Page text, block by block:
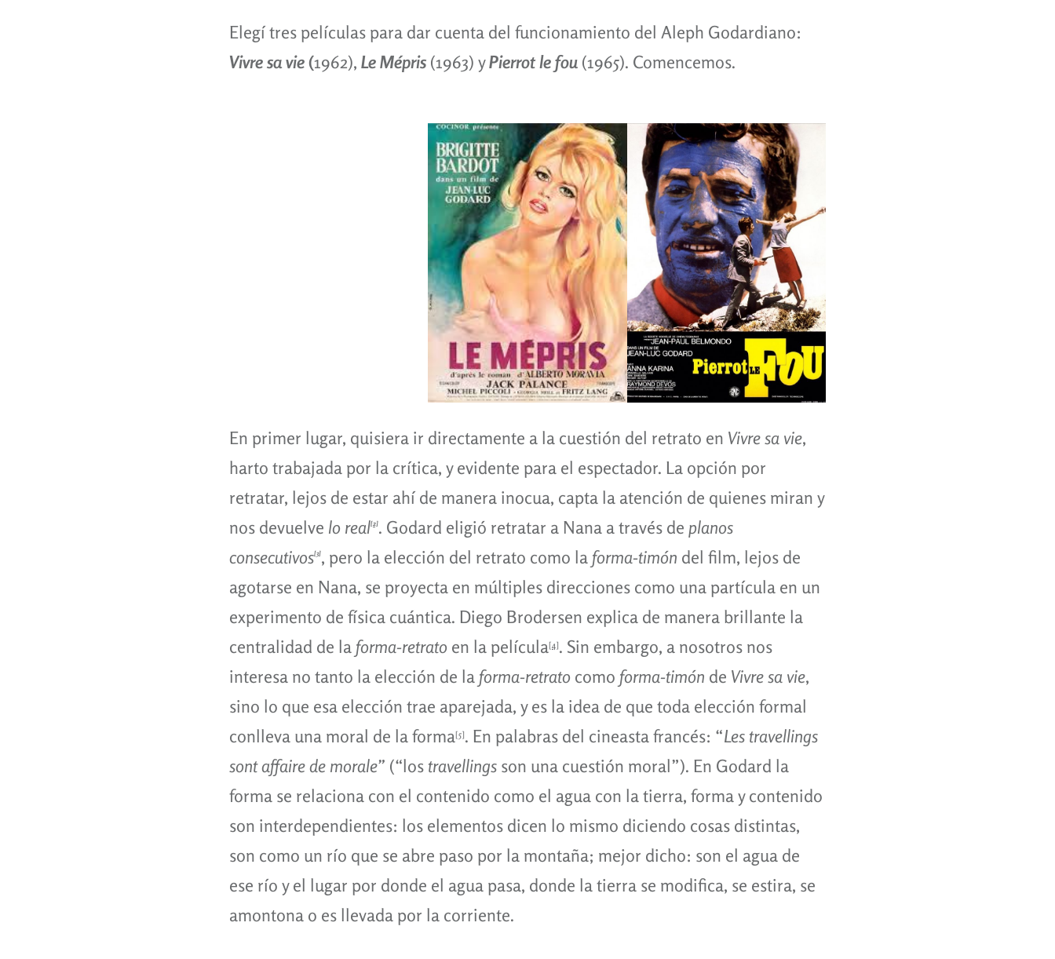
Elegí tres películas para dar cuenta del funcionamiento del Aleph Godardiano:
Vivre sa vie(1962), Le Mépris (1963) yPierrot le fou (1965). Comencemos.
En primer lugar, quisiera ir directamente a la cuestión del retrato en Vivre sa vie,
harto trabajada por la crítica, y evidente para el espectador. La opción por
retratar, lejos de estar ahí de manera inocua, capta la atención de quienes miran y
nos devuelve lo real[2]. Godard eligió retratar a Nana a través de planos
consecutivos[3], pero la elección del retrato como la forma-timón del film, lejos de
agotarse en Nana, se proyecta en múltiples direcciones como una partícula en un
experimento de física cuántica. Diego Brodersen explica de manera brillante la
centralidad de la forma-retrato en la película[4]. Sin embargo, a nosotros nos
interesa no tanto la elección de la forma-retrato como forma-timón de Vivre sa vie,
sino lo que esa elección trae aparejada, y es la idea de que toda elección formal
conlleva una moral de la forma[5]. En palabras del cineasta francés: “Les travellings
sont affaire de morale” (“los travellingsson una cuestión moral”). En Godard la
forma se relaciona con el contenido como el agua con la tierra, forma y contenido
son interdependientes: los elementos dicen lo mismo diciendo cosas distintas,
son como un río que se abre paso por la montaña; mejor dicho: son el agua de
ese río y el lugar por donde el agua pasa, donde la tierra se modifica, se estira, se
amontona o es llevada por la corriente.